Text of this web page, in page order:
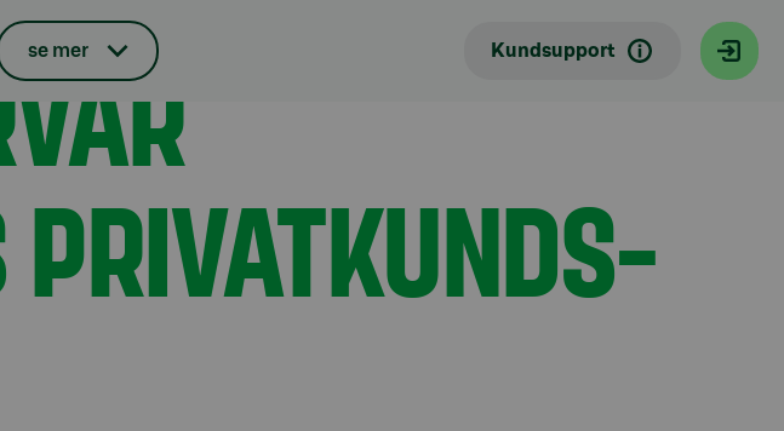
se mer Kundsupport
och investeringsverksamhet i Finland